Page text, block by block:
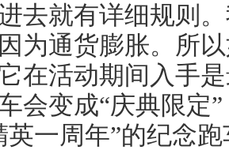
去就有详细规则
为通货膨胀。所
在活动期间入手
会变成“庆典限定
英一周年”的纪念